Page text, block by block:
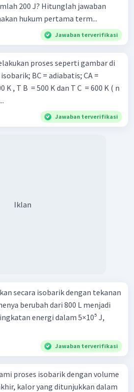
200 J? Hitunglah jawaban
hukum pertama term...
Jawaban terverifikasi
proses seperti gambar di
BC = adiabatis; CA =
K , T B ​ = 500 K dan T C ​ = 600 K ( n
Jawaban terverifikasi
Iklan
secara isobarik dengan tekanan
berubah dari 800 L menjadi
energi dalam 5×10⁵ J,
Jawaban terverifikasi
proses isobarik dengan volume
kalor yang ditunjukkan dalam